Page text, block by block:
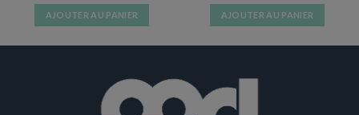
AJOUTER AU PANIER AJOUTER AU PANIER